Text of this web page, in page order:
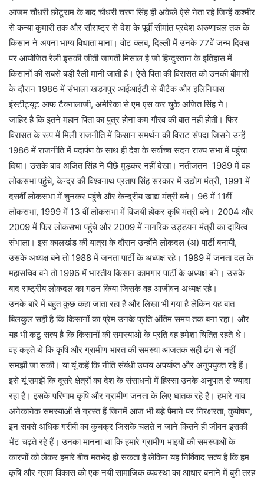
आजम चौधरी छोटूराम के बाद चौधरी चरण सिंह ही अकेले ऐसे नेता रहे जिन्हें कश्मीर
से कन्या कुमारी तक और सौराष्ट्र से देश के पूर्वी सीमांत प्रदेश अरुणाचल तक के
किसान ने अपना भाग्य विधाता माना। वोट क्लब, दिल्ली में उनके 77वें जन्म दिवस
पर आयोजित रैली इसकी जीती जागती मिसाल है जो हिन्दुस्तान के इतिहास में
किसानों की सबसे बडी़ रैली मानी जाती है। ऐसे पिता की विरासत को उनकी बीमारी
के दौरान 1986 में संभाला खड़गपुर आईआईटी से बीटैक और इलिनियास
इंस्टीट्यूट आफ टैक्नालाजी, अमेरिका से एम एस कर चुके अजित सिंह ने।
जाहिर है कि इतने महान पिता का पुत्र होना कम गौरव की बात नहीं होती। फिर
विरासत के रूप में मिली राजनीति में किसान समर्थन की विराट संपदा जिसने उन्हें
1986 में राजनीति में पदार्पण के साथ ही देश के सर्वोच्च सदन राज्य सभा में पहुंचा
दिया। उसके बाद अजित सिंह ने पीछे मुड़कर नहीं देखा। नतीजतन 1989 में वह
लोकसभा पहुंचे, केन्द्र की विश्वनाथ प्रताप सिंह सरकार में उद्योग मंत्री, 1991 में
दसवीं लोकसभा में चुनकर पहुंचे और केन्द्रीय खाद्य मंत्री बने। 96 में 11वीं
लोकसभा, 1999 में 13 वीं लोकसभा में विजयी होकर कृषि मंत्री बने। 2004 और
2009 में फिर लोकसभा पहुंचे और 2009 में नागरिक उड्डयन मंत्री का दायित्व
संभाला। इस कालखंड की यात्रा के दौरान उन्होंने लोकदल (अ) पार्टी बनायी,
उसके अध्यक्ष बने तो 1988 में जनता पार्टी के अध्यक्ष रहे। 1989 में जनता दल के
महासचिव बने तो 1996 में भारतीय किसान कामगार पार्टी के अध्यक्ष बने। उसके
बाद राष्ट्रीय लोकदल का गठन किया जिसके वह आजीवन अध्यक्ष रहे।
उनके बारे में बहुत कुछ कहा जाता रहा है और लिखा भी गया है लेकिन यह बात
बिलकुल सही है कि किसानों का प्रेम उनके प्रति अंतिम समय तक बना रहा। और
यह भी कटु सत्य है कि किसानों की समस्याओं के प्रति वह हमेशा चिंतित रहते थे।
वह कहते थे कि कृषि और ग्रामीण भारत की समस्या आजतक सही ढंग से नहीं
समझी जा सकी। या यूं कहें कि नीति संबंधी उपाय अपर्याप्त और अनुपयुक्त रहे हैं।
इसे यूं समझें कि दूसरे क्षेत्रों का देश के संसाधनों में हिस्सा उनके अनुपात से ज्यादा
रहा है। इसके परिणाम कृषि और ग्रामीण जनता के लिए घातक रहे हैं। हमारे गांव
अनेकानेक समस्याओं से ग्रस्त हैं जिनमें आज भी बडे़ पैमाने पर निरक्षरता, कुपोषण,
इन सबसे अधिक गरीबी का कुचक्र जिसके चलते न जाने कितने ही जीवन इसकी
भेंट चढ़ते रहे हैं। उनका मानना था कि हमारे ग्रामीण भाइयों की समस्याओं के
कारणों को लेकर हमारे बीच मतभेद हो सकता है लेकिन यह निर्विवाद सत्य है कि हम
कृषि और ग्राम विकास को एक नयी सामाजिक व्यवस्था का आधार बनाने में बुरी तरह